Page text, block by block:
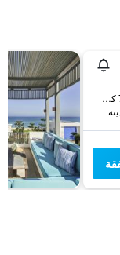
طريق الملاليين رقم 13، 7 كم, تطوان, المغرب